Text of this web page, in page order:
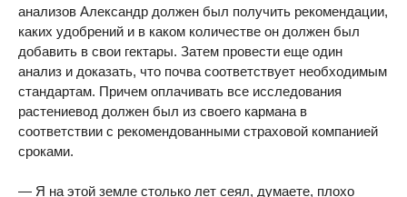
анализов Александр должен был получить рекомендации,
каких удобрений и в каком количестве он должен был
добавить в свои гектары. Затем провести еще один
анализ и доказать, что почва соответствует необходимым
стандартам. Причем оплачивать все исследования
растениевод должен был из своего кармана в
соответствии с рекомендованными страховой компанией
сроками.
— Я на этой земле столько лет сеял, думаете, плохо